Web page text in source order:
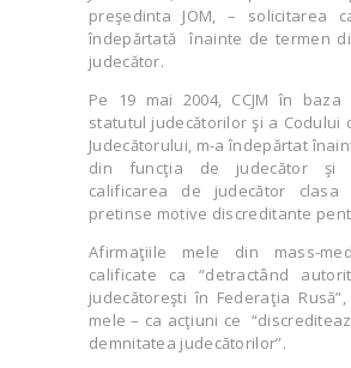
preşedinta JOM, – solicitarea
îndepărtată înainte de termen
judecător.
Pe 19 mai 2004, CCJM în baza
statutul judecătorilor şi a Codului
Judecătorului, m-a îndepărtat
din funcţia de judecător şi
calificarea de judecător clasa
pretinse motive discreditante
Afirmaţiile mele din mass-
calificate ca “detractând
judecătoreşti în Federaţia
mele – ca acţiuni ce
demnitatea judecătorilor”.